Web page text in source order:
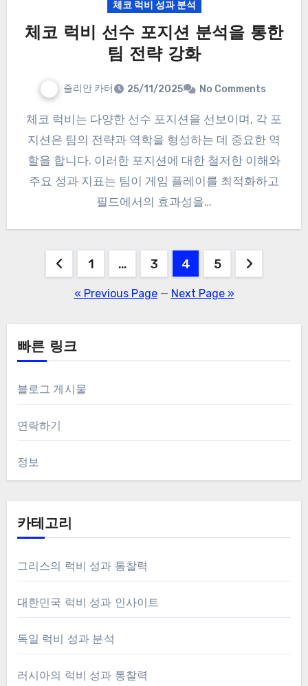
체코 럭비 성과 분석
체코 럭비 선수 포지션 분석을 통한
팀 전략 강화
줄리안 카터 25/11/2025 No Comments
체코 럭비는 다양한 선수 포지션을 선보이며, 각 포
지션은 팀의 전략과 역학을 형성하는 데 중요한 역
할을 합니다. 이러한 포지션에 대한 철저한 이해와
주요 성과 지표는 팀이 게임 플레이를 최적화하고
필드에서의 효과성을…
Posts
pagination
1 … 3 4 5
« Previous Page— Next Page »
빠른 링크
블로그 게시물
연락하기
정보
카테고리
그리스의 럭비 성과 통찰력
대한민국 럭비 성과 인사이트
독일 럭비 성과 분석
러시아의 럭비 성과 통찰력